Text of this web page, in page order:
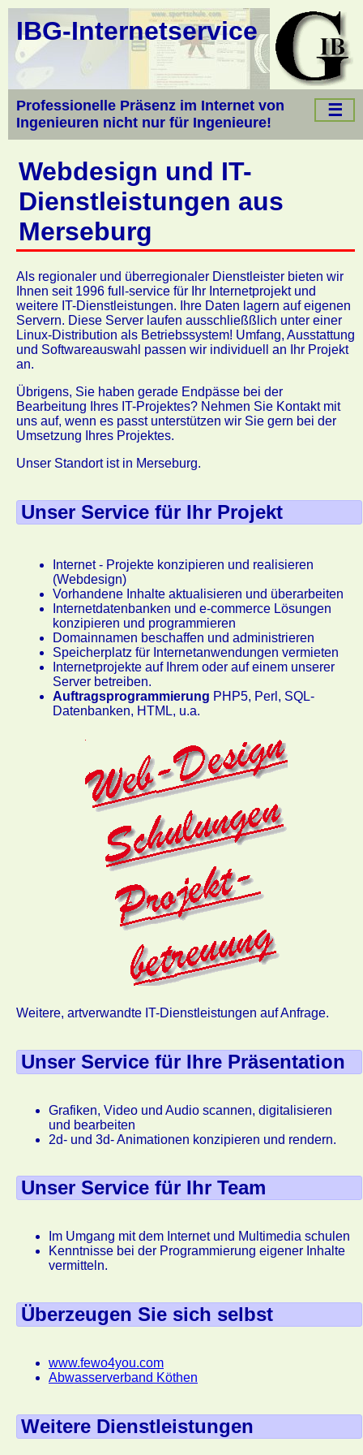
IBG-Internetservice
☰
Professionelle Präsenz im Internet von
Ingenieuren nicht nur für Ingenieure!
Webdesign und IT-
Dienstleistungen aus
Merseburg
Als regionaler und überregionaler Dienstleister bieten wir
Ihnen seit 1996 full-service für Ihr Internetprojekt und
weitere IT-Dienstleistungen. Ihre Daten lagern auf eigenen
Servern. Diese Server laufen ausschließßlich unter einer
Linux-Distribution als Betriebssystem! Umfang, Ausstattung
und Softwareauswahl passen wir individuell an Ihr Projekt
an.
Übrigens, Sie haben gerade Endpässe bei der
Bearbeitung Ihres IT-Projektes? Nehmen Sie Kontakt mit
uns auf, wenn es passt unterstützen wir Sie gern bei der
Umsetzung Ihres Projektes.
Unser Standort ist in Merseburg.
Unser Service für Ihr Projekt
Internet - Projekte konzipieren und realisieren
(Webdesign)
Vorhandene Inhalte aktualisieren und überarbeiten
Internetdatenbanken und e-commerce Lösungen
konzipieren und programmieren
Domainnamen beschaffen und administrieren
Speicherplatz für Internetanwendungen vermieten
Internetprojekte auf Ihrem oder auf einem unserer
Server betreiben.
Auftragsprogrammierung PHP5, Perl, SQL-
Datenbanken, HTML, u.a.
Weitere, artverwandte IT-Dienstleistungen auf Anfrage.
Unser Service für Ihre Präsentation
Grafiken, Video und Audio scannen, digitalisieren
und bearbeiten
2d- und 3d- Animationen konzipieren und rendern.
Unser Service für Ihr Team
Im Umgang mit dem Internet und Multimedia schulen
Kenntnisse bei der Programmierung eigener Inhalte
vermitteln.
Überzeugen Sie sich selbst
www.fewo4you.com
Abwasserverband Köthen
Weitere Dienstleistungen